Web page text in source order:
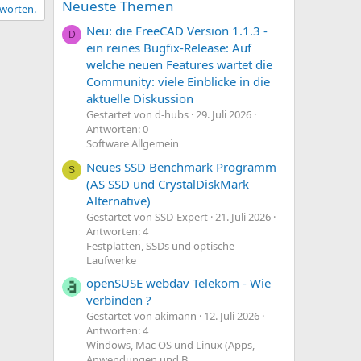
Neueste Themen
D
Neu: die FreeCAD Version 1.1.3 -
ein reines Bugfix-Release: Auf
welche neuen Features wartet die
Community: viele Einblicke in die
aktuelle Diskussion
Gestartet von d-hubs 29. Juli 2026
Antworten: 0
Software Allgemein
S
Neues SSD Benchmark Programm
(AS SSD und CrystalDiskMark
Alternative)
Gestartet von SSD-Expert 21. Juli 2026
Antworten: 4
Festplatten, SSDs und optische
Laufwerke
openSUSE webdav Telekom - Wie
verbinden ?
Gestartet von akimann
12. Juli 2026
Antworten: 4
Windows, Mac OS und Linux (Apps,